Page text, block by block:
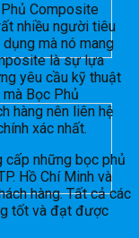
Composite
nhiều người tiêu
mà nó mang
là sự lựa
yêu cầu kỹ thuật
Bọc Phủ
hàng nên liên hệ
xác nhất.
cấp những bọc phủ
Hồ Chí Minh và
hàng. Tất cả các
tốt và đạt được